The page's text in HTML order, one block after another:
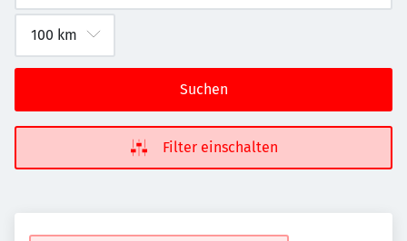
Suchen
Filter einschalten